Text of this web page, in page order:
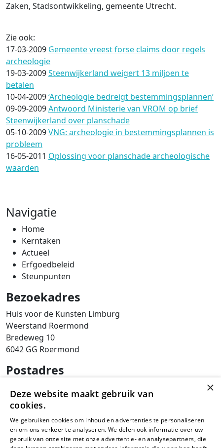
Zaken, Stadsontwikkeling, gemeente Utrecht.
Zie ook:
17-03-2009 Gemeente vreest forse claims door regels
archeologie
19-03-2009Steenwijkerland weigert 13 miljoen te
betalen
10-04-2009‘Archeologie bedreigt bestemmingsplannen’
09-09-2009Antwoord Ministerie van VROM op brief
Steenwijkerland over planschade
05-10-2009VNG: archeologie in bestemmingsplannen is
probleem
16-05-2011 Oplossing voor planschade archeologische
waarden
Navigatie
Home
Kerntaken
Actueel
Erfgoedbeleid
Steunpunten
Bezoekadres
Huis voor de Kunsten Limburg
Weerstand Roermond
Bredeweg 10
6042 GG Roermond
Postadres
Postbus 203
6040 AE ROERMOND
steunpunt@sam-limburg.nl
0475-399281
×
Deze website maakt gebruik van
cookies.
We gebruiken cookies om inhoud en advertenties te personaliseren
en om ons verkeer te analyseren. We delen ook informatie over uw
gebruik van onze site met onze advertentie- en analysepartners, die